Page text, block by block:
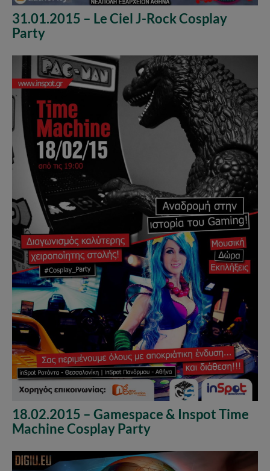
31.01.2015 – Le Ciel J-Rock Cosplay
Party
18.02.2015 – Gamespace & Inspot Time
Machine Cosplay Party